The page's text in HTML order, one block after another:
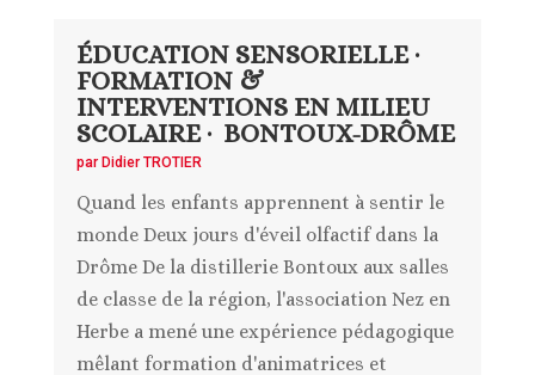
ÉDUCATION SENSORIELLE ·
FORMATION &
INTERVENTIONS EN MILIEU
SCOLAIRE · BONTOUX-DRÔME
par Didier TROTIER
Quand les enfants apprennent à sentir le
monde Deux jours d'éveil olfactif dans la
Drôme De la distillerie Bontoux aux salles
de classe de la région, l'association Nez en
Herbe a mené une expérience pédagogique
mêlant formation d'animatrices et